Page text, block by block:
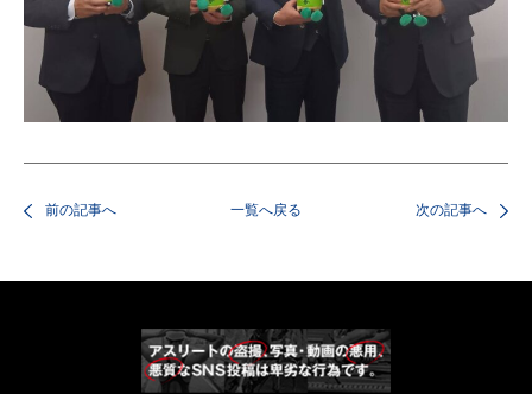
前の記事へ 一覧へ戻る 次の記事へ